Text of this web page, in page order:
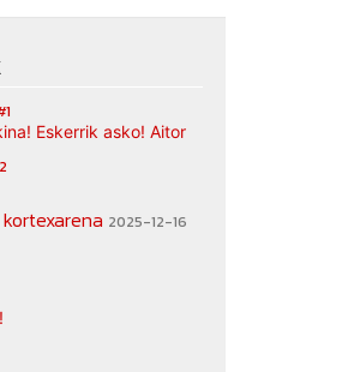
Eskerrik asko! Aitor
2025-12-16